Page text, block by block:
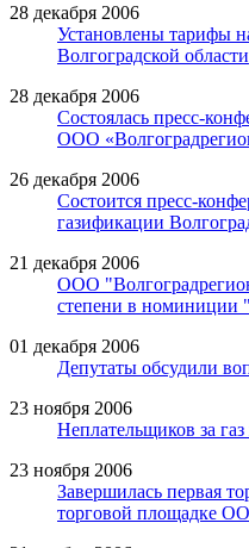
28 декабря 2006
Установлены тарифы
Волгоградской области
28 декабря 2006
Cостоялась пресс-
ООО
26 декабря 2006
Состоится пресс-
газификации
21 декабря 2006
ООО
степени в номиниции
01 декабря 2006
Депутаты обсудили
23 ноября 2006
Неплательщиков за
23 ноября 2006
Завершилась первая
торговой площадке